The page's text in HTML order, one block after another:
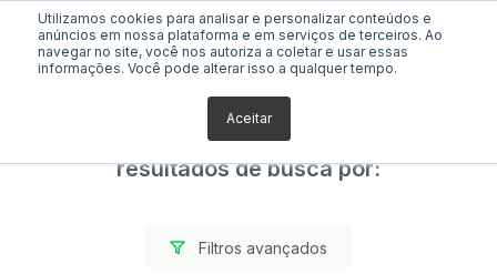
Utilizamos cookies para analisar e personalizar conteúdos e
anúncios em nossa plataforma e em serviços de terceiros. Ao
navegar no site, você nos autoriza a coletar e usar essas
informações. Você pode alterar isso a qualquer tempo.
Aceitar
Foram encontrados 0
resultados de busca por:
Filtros avançados